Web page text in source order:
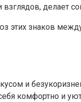
взглядов, делает
этих знаков
и
комфортно и